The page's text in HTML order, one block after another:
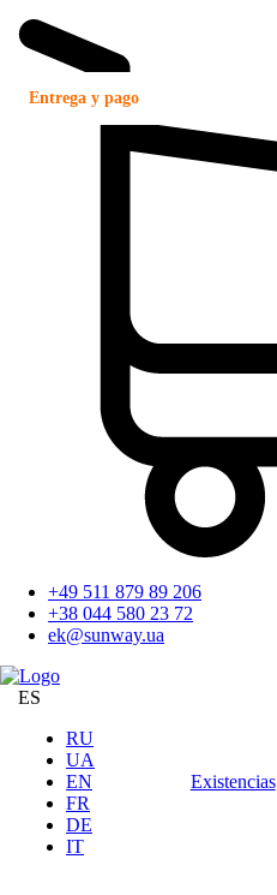
+49 511 879 89 206
+38 044 580 23 72
ek@sunway.ua
ES
RU
UA
EN
FR
DE
IT
Existencias
Entrega y pago